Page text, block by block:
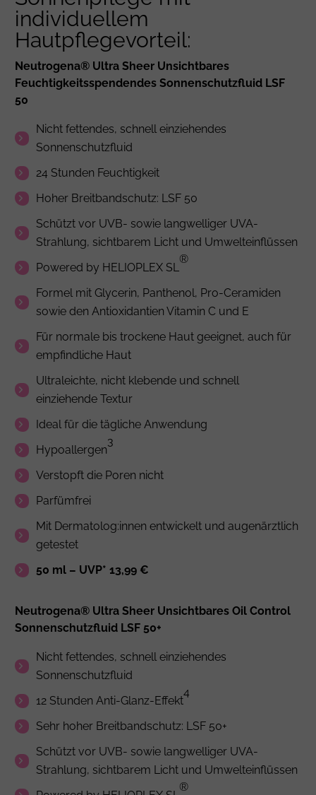
individuellem
Hautpflegevorteil:
Neutrogena® Ultra Sheer Unsichtbares
Feuchtigkeitsspendendes Sonnenschutzfluid LSF
50
Nicht fettendes, schnell einziehendes
Sonnenschutzfluid
24 Stunden Feuchtigkeit
Hoher Breitbandschutz: LSF 50
Schützt vor UVB- sowie langwelliger UVA-
Strahlung, sichtbarem Licht und Umwelteinflüssen
Powered by HELIOPLEX SL
®
Formel mitGlycerin, Panthenol, Pro-Ceramiden
sowie den Antioxidantien Vitamin C und E
Für normale bis trockene Haut geeignet, auch für
empfindliche Haut
Ultraleichte, nicht klebende und schnell
einziehende Textur
Ideal für die tägliche Anwendung
Hypoallergen
3
Verstopft die Poren nicht
Parfümfrei
Mit Dermatolog:innen entwickelt und augenärztlich
getestet
50 ml – UVP* 13,99 €
Neutrogena® Ultra Sheer Unsichtbares Oil Control
Sonnenschutzfluid LSF 50+
Nicht fettendes, schnell einziehendes
Sonnenschutzfluid
12 Stunden Anti-Glanz-Effekt
4
Sehr hoher Breitbandschutz: LSF 50+
Schützt vor UVB- sowie langwelliger UVA-
Strahlung, sichtbarem Licht und Umwelteinflüssen
®